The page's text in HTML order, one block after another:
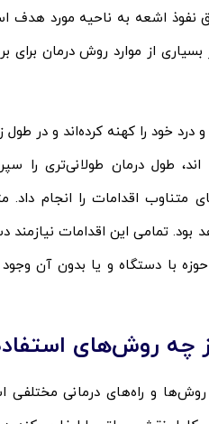
نفوذ اشعه به ناحیه مورد
از موارد روش درمان برای
درد خود را کهنه کرده‌اند و در
طول درمان طولانی‌تری را
بود. تمامی این اقدامات
با دستگاه و یا بدون آن
از چه روش‌های
روش‌ها و راه‌های درمانی